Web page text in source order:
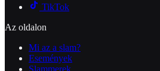
TikTok
Az oldalon
Mi az a slam?
Események
Slammerek